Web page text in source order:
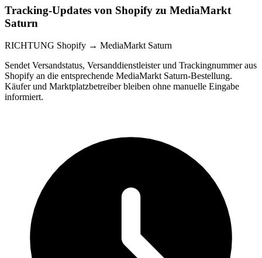
Tracking-Updates von Shopify zu MediaMarkt
Saturn
RICHTUNG Shopify → MediaMarkt Saturn
Sendet Versandstatus, Versanddienstleister und Trackingnummer aus
Shopify an die entsprechende MediaMarkt Saturn-Bestellung.
Käufer und Marktplatzbetreiber bleiben ohne manuelle Eingabe
informiert.